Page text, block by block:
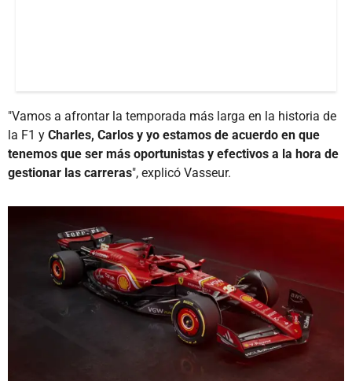
"Vamos a afrontar la temporada más larga en la historia de
la F1 y Charles, Carlos y yo estamos de acuerdo en que
tenemos que ser más oportunistas y efectivos a la hora de
gestionar las carreras", explicó Vasseur.